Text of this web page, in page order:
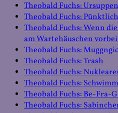
Theobald Fuchs:
Theobald Fuchs:
Theobald Fuchs: Wenn
am Wartehäuschen
Theobald Fuchs:
Theobald Fuchs: Trash
Theobald Fuchs:
Theobald Fuchs:
Theobald Fuchs: Be-Fra-
Theobald Fuchs: